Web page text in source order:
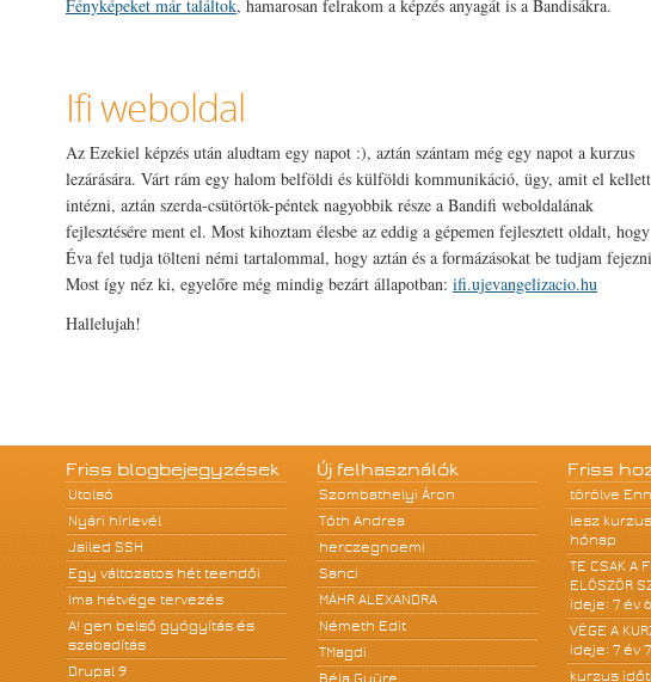
Fényképeket már találtok, hamarosan felrakom a képzés anyagát is a Bandisákra.
Ifi weboldal
Az Ezekiel képzés után aludtam egy napot :), aztán szántam még egy napot a kurzus
lezárására. Várt rám egy halom belföldi és külföldi kommunikáció, ügy, amit el kellett
intézni, aztán szerda-csütörtök-péntek nagyobbik része a Bandifi weboldalának
fejlesztésére ment el. Most kihoztam élesbe az eddig a gépemen fejlesztett oldalt, hogy
Éva fel tudja tölteni némi tartalommal, hogy aztán és a formázásokat be tudjam
Most így néz ki, egyelőre még mindig bezárt állapotban: ifi.ujevangelizacio.hu
Hallelujah!
Friss blogbejegyzések
Utolsó
Nyári hírlevél
Jailed SSH
Egy változatos hét teendői
Ima hétvége tervezés
A! gen belső gyógyítás és
szabadítás
Drupal 9
Új felhasználók
Szombathelyi Áron
Tóth Andrea
herczegnoemi
Sanci
MÁHR ALEXANDRA
Németh Edit
TMagdi
Friss
törölve
lesz
hónap
TE CSAK A
ELÖSZÖR
ideje: 7 év
VÉGE A
ideje: 7 év
kurzus